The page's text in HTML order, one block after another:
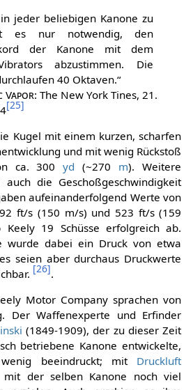
in jeder beliebigen Kanone zu
es nur notwendig, den
der Kanone mit dem
abzustimmen. Die
40 Oktaven.“
Vapor: The New York Tines, 21.
[25]
Kugel mit einem kurzen, scharfen
und mit wenig Rückstoß
ca. 300yd (~270 m). Weitere
die Geschoßgeschwindigkeit
aufeinanderfolgend Werte von
ft/s (150 m/s) und 523 ft/s (159
Keely 19 Schüsse erfolgreich ab.
wurde dabei ein Druck von etwa
seien aber durchaus Druckwerte
[26].
Motor Company sprachen von
Der Waffenexperte und Erfinder
(1849-1909), der zu dieser Zeit
betriebene Kanone entwickelte,
beeindruckt; mit Druckluft
der selben Kanone noch viel